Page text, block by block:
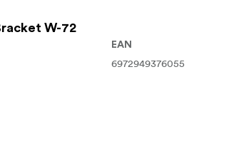
W-72
EAN
6972949376055